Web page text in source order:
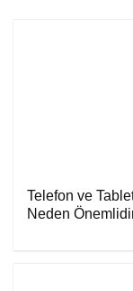
Telefon ve
Neden